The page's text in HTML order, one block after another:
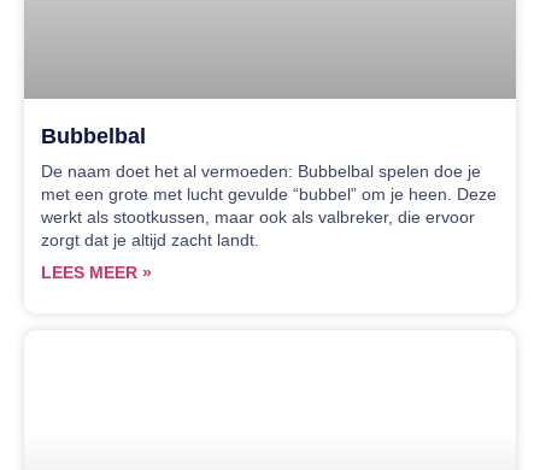
Bubbelbal
De naam doet het al vermoeden: Bubbelbal spelen doe je
met een grote met lucht gevulde “bubbel” om je heen. Deze
werkt als stootkussen, maar ook als valbreker, die ervoor
zorgt dat je altijd zacht landt.
LEES MEER »